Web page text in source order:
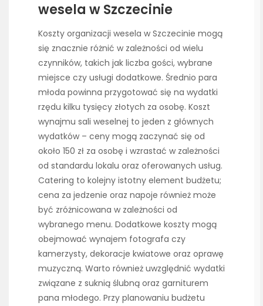
wesela w Szczecinie
Koszty organizacji wesela w Szczecinie mogą
się znacznie różnić w zależności od wielu
czynników, takich jak liczba gości, wybrane
miejsce czy usługi dodatkowe. Średnio para
młoda powinna przygotować się na wydatki
rzędu kilku tysięcy złotych za osobę. Koszt
wynajmu sali weselnej to jeden z głównych
wydatków – ceny mogą zaczynać się od
około 150 zł za osobę i wzrastać w zależności
od standardu lokalu oraz oferowanych usług.
Catering to kolejny istotny element budżetu;
cena za jedzenie oraz napoje również może
być zróżnicowana w zależności od
wybranego menu. Dodatkowe koszty mogą
obejmować wynajem fotografa czy
kamerzysty, dekoracje kwiatowe oraz oprawę
muzyczną. Warto również uwzględnić wydatki
związane z suknią ślubną oraz garniturem
pana młodego. Przy planowaniu budżetu